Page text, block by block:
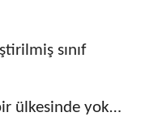
sınıf
ülkesinde yok…